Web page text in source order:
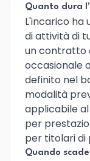
Quanto dura
L'incarico ha
di attività di
un contratto
occasionale
definito nel
modalità
applicabile
per
per titolari di
Quando